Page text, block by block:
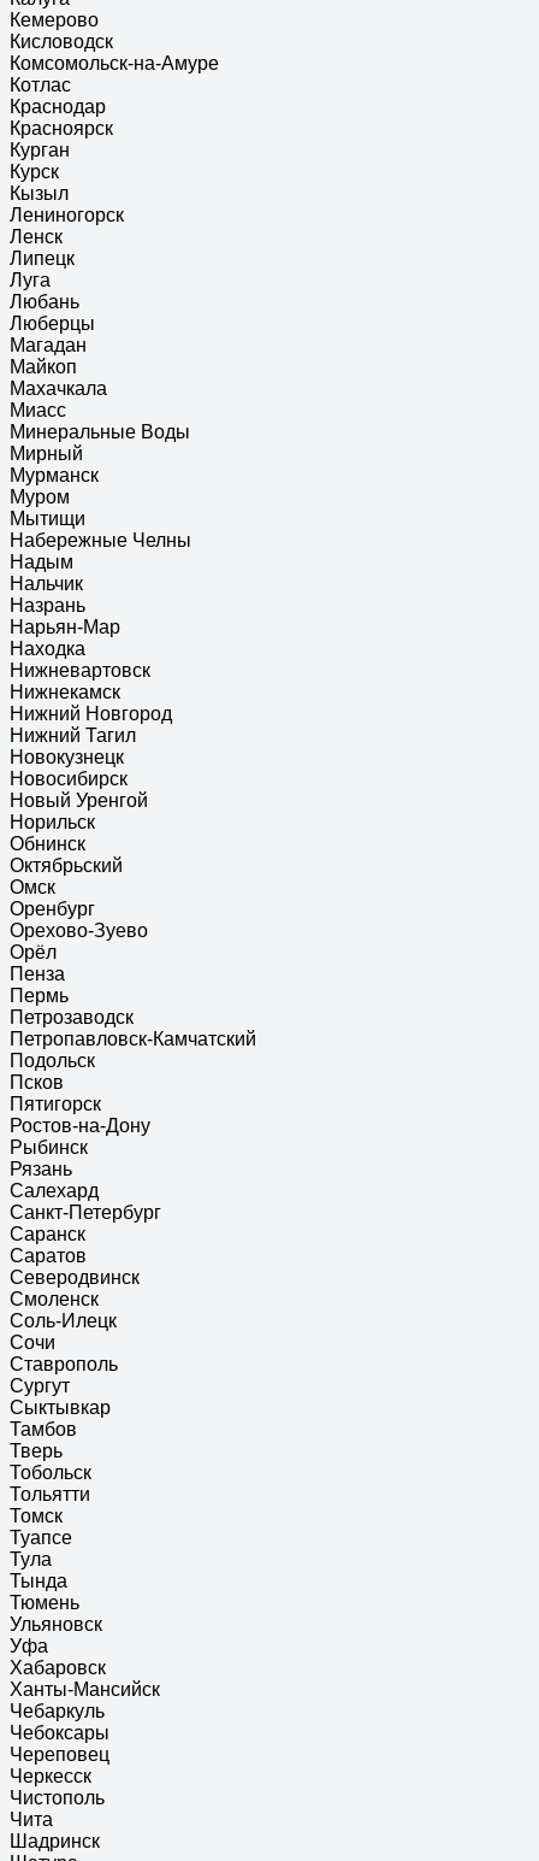
Кемерово
Кисловодск
Комсомольск-на-Амуре
Котлас
Краснодар
Красноярск
Курган
Курск
Кызыл
Лениногорск
Ленск
Липецк
Луга
Любань
Люберцы
Магадан
Майкоп
Махачкала
Миасс
Минеральные Воды
Мирный
Мурманск
Муром
Мытищи
Набережные Челны
Надым
Нальчик
Назрань
Нарьян-Мар
Находка
Нижневартовск
Нижнекамск
Нижний Новгород
Нижний Тагил
Новокузнецк
Новосибирск
Новый Уренгой
Норильск
Обнинск
Октябрьский
Омск
Оренбург
Орехово-Зуево
Орёл
Пенза
Пермь
Петрозаводск
Петропавловск-Камчатский
Подольск
Псков
Пятигорск
Ростов-на-Дону
Рыбинск
Рязань
Салехард
Санкт-Петербург
Саранск
Саратов
Северодвинск
Смоленск
Соль-Илецк
Сочи
Ставрополь
Сургут
Сыктывкар
Тамбов
Тверь
Тобольск
Тольятти
Томск
Туапсе
Тула
Тында
Тюмень
Ульяновск
Уфа
Хабаровск
Ханты-Мансийск
Чебаркуль
Чебоксары
Череповец
Черкесск
Чистополь
Чита
Шадринск